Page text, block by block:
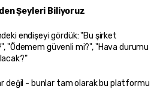
Şeyleri Biliyoruz
endişeyi gördük: "Bu şirket
"Ödemem güvenli mi?", "Hava durumu
değil - bunlar tam olarak bu platformu